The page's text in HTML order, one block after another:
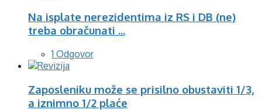
Na isplate nerezidentima iz RS i DB (ne)
treba obračunati ...
1 Odgovor
Zaposleniku može se prisilno obustaviti 1/3,
a iznimno 1/2 plaće